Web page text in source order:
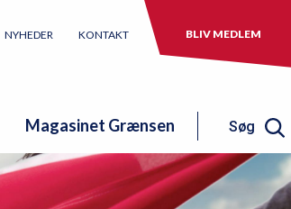
NYHEDER KONTAKT BLIV MEDLEM
Magasinet Grænsen Søg
Søg